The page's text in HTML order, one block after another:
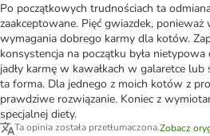
Po początkowych trudnościach ta
zaakceptowane. Pięć gwiazdek, ponieważ
wymagania dobrego karmy dla kotów.
konsystencja na początku była
jadły karmę w kawałkach w galaretce lub
ta forma. Dla jednego z moich kotów z
prawdziwe rozwiązanie. Koniec z
specjalnej diety.
Ta opinia została przetłumaczona.Zobacz